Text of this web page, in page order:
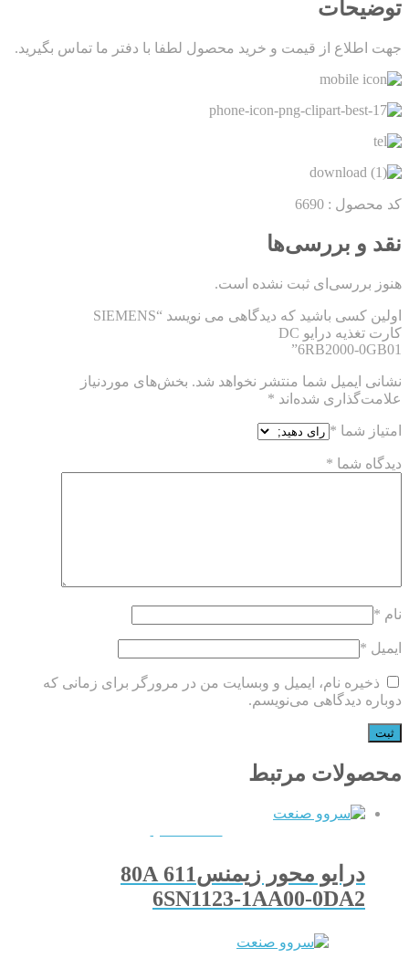
توضیحات
جهت اطلاع از قیمت و خرید محصول لطفا با دفتر ما تماس بگیرید.
کد محصول : 6690
نقد و بررسی‌ها
هنوز بررسی‌ای ثبت نشده است.
اولین کسی باشید که دیدگاهی می نویسد “SIEMENS
کارت تغذیه درایو DC
6RB2000-0GB01”
نشانی ایمیل شما منتشر نخواهد شد. بخش‌های موردنیاز
علامت‌گذاری شده‌اند *
امتیاز شما *
دیدگاه شما *
نام *
ایمیل *
ذخیره نام، ایمیل و وبسایت من در مرورگر برای زمانی که
دوباره دیدگاهی می‌نویسم.
محصولات مرتبط
درایو محور زیمنس611 80A
6SN1123-1AA00-0DA2